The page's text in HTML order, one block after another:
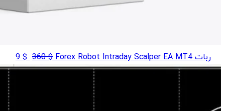
ربات Forex Robot Intraday Scalper EA MT4 $
360
قیمت
اصلی
$ 360
$
9
فعلی
$ 9